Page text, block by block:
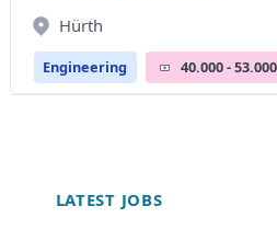
Hürth
Engineering 40.000 -
LATEST JOBS